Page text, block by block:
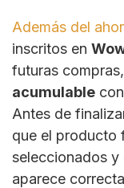
Además del
inscritos en
futuras
acumulable
Antes de
que el producto
seleccionados y
aparece